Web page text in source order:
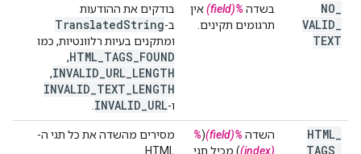
NO
VALID
TEXT
בשדה %(field)
אין
תרגומים תקינים.
בודקים את ההודעות
ב-
TranslatedString
ומתקנים בעיות רלוונטיות, כמו
HTML TAGS FOUND
,‏
INVALID URL LENGTH
,‏
INVALID TEXT LENGTH
ו- INVALID URL
HTML
TAGS
השדה %(field)
(
%
(index)
) מכיל תגי
מסירים מהשדה את כל תגי ה-
HTML.